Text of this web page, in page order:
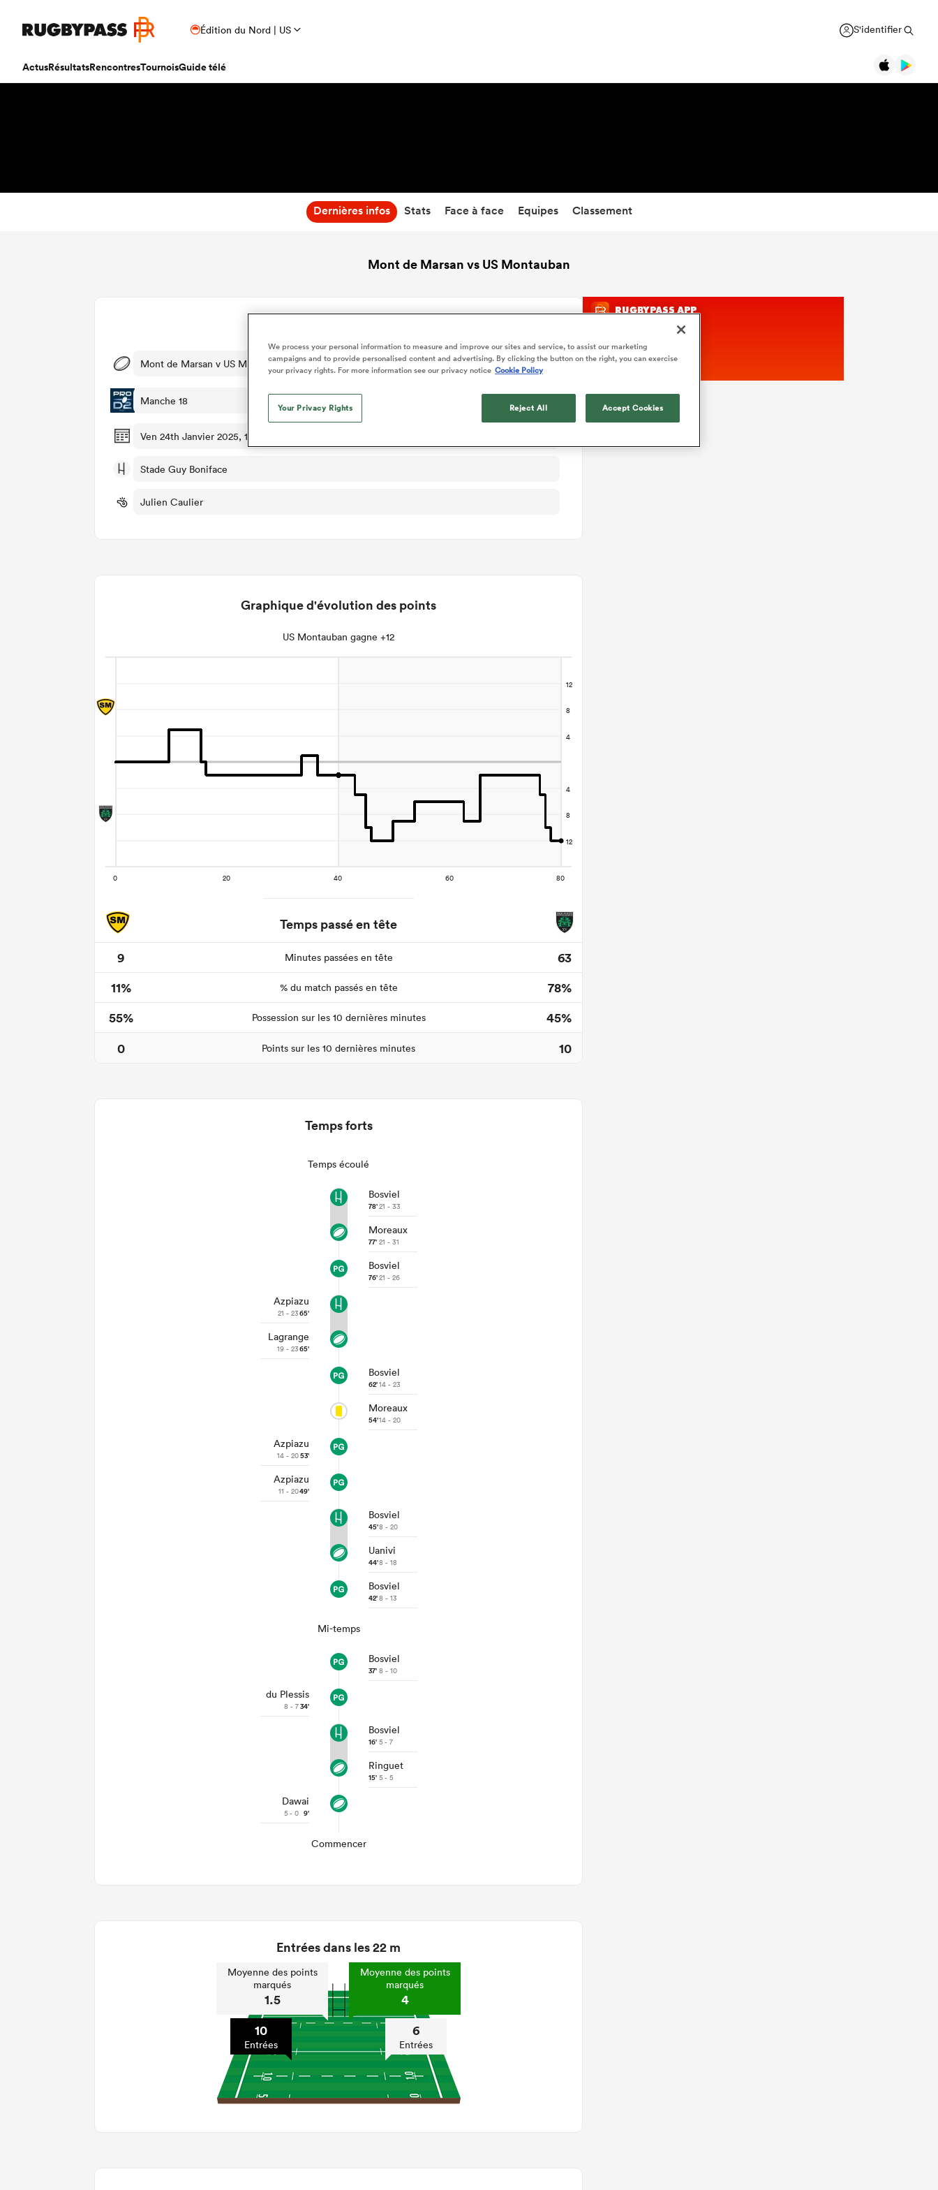
Édition du Nord | US S'identifier
ActusRésultatsRencontresTournoisGuide télé
Dernières infos Stats Face à face Equipes Classement
Mont de Marsan vs US Montauban
Mont de Marsan v US Montauban
Manche 18
Ven 24th Janvier 2025, 10:30am PST
Stade Guy Boniface
Julien Caulier
Graphique d'évolution des points
US Montauban gagne +12
Temps passé en tête
9
Minutes passées en tête
63
11%
% du match passés en tête
78%
55%
Possession sur les 10 dernières minutes
45%
0
Points sur les 10 dernières minutes 10
Temps forts
Temps écoulé
Bosviel
78'21 - 33
Moreaux
77' 21 - 31
Bosviel
76'21 - 26
Azpiazu
21 - 2365'
Lagrange
19 - 2365'
Bosviel
62'14 - 23
Moreaux
54'14 - 20
Azpiazu
14 - 2053'
Azpiazu
11 - 2049'
Bosviel
45'8 - 20
Uanivi
44'8 - 18
Bosviel
42'8 - 13
Mi-temps
Bosviel
37' 8 - 10
du Plessis
8 - 734'
Bosviel
16' 5 - 7
Ringuet
15' 5 - 5
Dawai
5 - 0 9'
Commencer
Entrées dans les 22 m
Moyenne des points
marqués
1.5
10
Entrées
Moyenne des points
marqués
4
6
Entrées
We process your personal information to measure and improve our sites and service, to assist our marketing
campaigns and to provide personalised content and advertising. By clicking the button on the right, you can exercise
your privacy rights. For more information see our privacy notice Cookie Policy
Your Privacy Rights Reject All Accept Cookies